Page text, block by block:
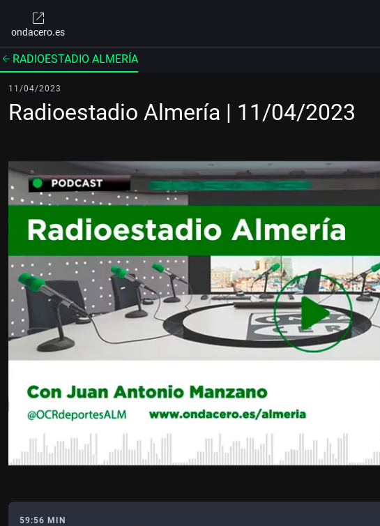
ondacero.es
RADIOESTADIO ALMERÍA
11/04/2023
Radioestadio Almería | 11/04/2023
59:56 MIN